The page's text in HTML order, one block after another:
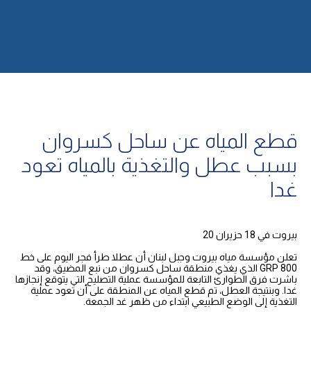
قطع المياه عن ساحل كسروان
بسبب عطل والتغذية بالمياه تعود
غدا
بيروت في 18 حزيران 20
تعلن مؤسسة مياه بيروت وجبل لبنان أن عطلا طرأ فجر اليوم على خط
GRP 800 الذي يغذي منطقة ساحل كسروان من نبع المضيق، وقد
باشرت فرق الطوارئ التابعة للمؤسسة عملية التصليح التي يتوقع إنجازها
غدا. وبنتيجة العطل، تم قطع المياه عن المنطقة على أن تعود عملية
التغذية إلى الوضع الطبيعي ابتداء من ظهر غد الجمعة.